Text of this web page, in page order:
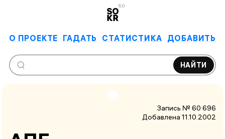
6.0
О ПРОЕКТЕ ГАДАТЬ СТАТИСТИКА ДОБАВИТЬ
НАЙТИ
Запись № 60 696
Добавлена 11.10.2002